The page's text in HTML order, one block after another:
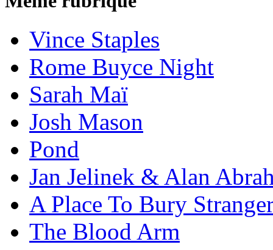
Vince Staples
Rome Buyce Night
Sarah Maï
Josh Mason
Pond
Jan Jelinek & Alan
A Place To Bury
The Blood Arm